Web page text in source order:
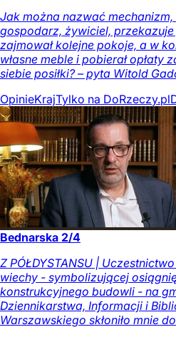
Jak można nazwać
gospodarz, żywiciel,
zajmował kolejne pokoje, a w
własne meble i pobierał
siebie posiłki? – pyta Witold
OpinieKrajTylko na DoRzeczy.pl
Bednarska 2/4
Z PÓŁDYSTANSU |
wiechy - symbolizującej
konstrukcyjnego budowli - na
Dziennikarstwa, Informacji i
Warszawskiego skłoniło mnie